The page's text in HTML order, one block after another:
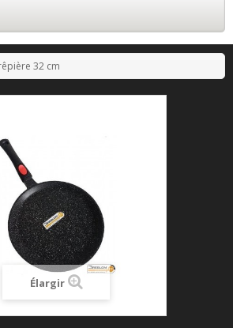
32 cm
Élargir